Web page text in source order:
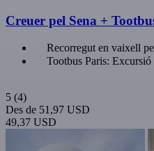
Creuer pel Sena +
Recorregut en vaixell
Tootbus Paris:
5 (4)
Des de 51,97 USD
49,37 USD